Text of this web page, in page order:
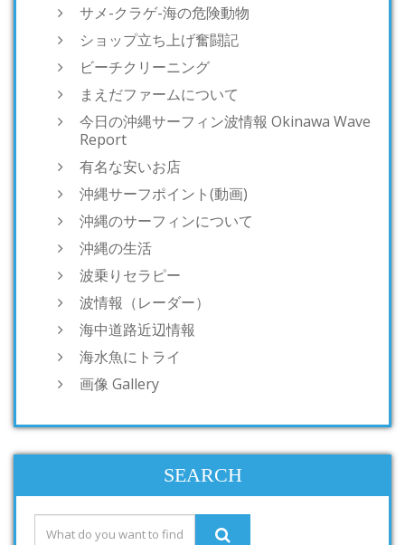
サメ-クラゲ-海の危険動物
ショップ立ち上げ奮闘記
ビーチクリーニング
まえだファームについて
今日の沖縄サーフィン波情報 Okinawa Wave
Report
有名な安いお店
沖縄サーフポイント(動画)
沖縄のサーフィンについて
沖縄の生活
波乗りセラピー
波情報（レーダー）
海中道路近辺情報
海水魚にトライ
画像 Gallery
SEARCH